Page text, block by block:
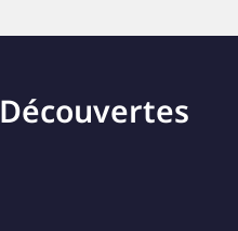
Découvertes